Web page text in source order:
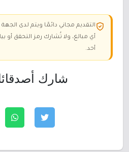
التقديم مجاني دائمًا ويتم لدى
أي مبالغ، ولا تُشارك رمز التحقق أو
أحد.
شارك